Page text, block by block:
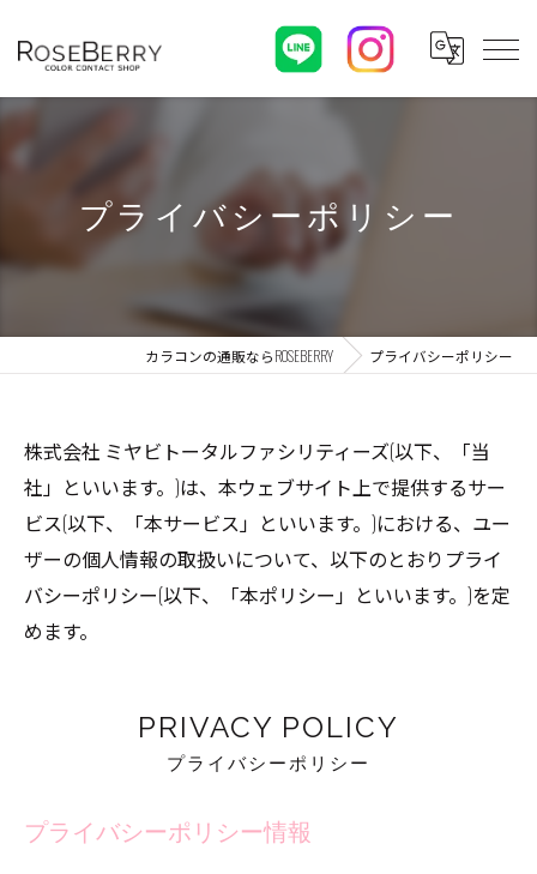
プライバシーポリシー
カラコンの通販ならROSEBERRY プライバシーポリシー
株式会社 ミヤビトータルファシリティーズ(以下、「当
社」といいます。)は、本ウェブサイト上で提供するサー
ビス(以下、「本サービス」といいます。)における、ユー
ザーの個人情報の取扱いについて、以下のとおりプライ
バシーポリシー(以下、「本ポリシー」といいます。)を定
めます。
プライバシーポリシー
PRIVACY POLICY
プライバシーポリシー情報